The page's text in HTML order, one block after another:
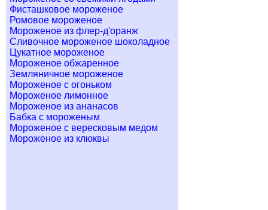
Фисташковое мороженое
Ромовое мороженое
Мороженое из флер-д'оранж
Сливочное мороженое шоколадное
Цукатное мороженое
Мороженое обжаренное
Земляничное мороженое
Мороженое с огоньком
Мороженое лимонное
Мороженое из ананасов
Бабка с мороженым
Мороженое с вересковым медом
Мороженое из клюквы